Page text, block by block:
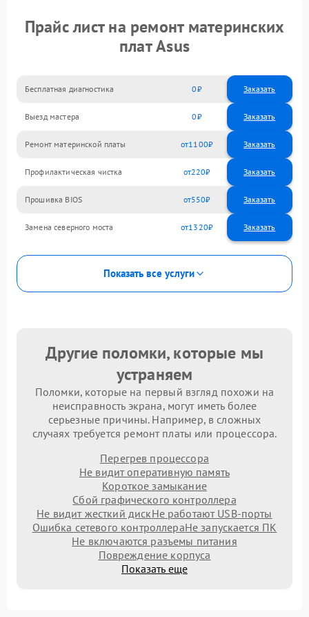
Прайс лист на ремонт материнских
плат Asus
Бесплатная диагностика 0 Заказать
Выезд мастера 0 Заказать
Ремонт материнской платы 1100
Профилактическая чистка 220
Прошивка BIOS 550
Замена северного моста 1320
Показать все услуги
Другие поломки, которые мы
устраняем
Поломки, которые на первый взгляд похожи на
неисправность экрана, могут иметь более
серьезные причины. Например, в сложных
случаях требуется ремонт платы или процессора.
Перегрев процессора
Не видит оперативную память
Короткое замыкание
Сбой графического контроллера
Не видит жесткий дискНе работают USB-порты
Ошибка сетевого контроллераНе запускается ПК
Не включаются разъемы питания
Повреждение корпуса
Показать еще